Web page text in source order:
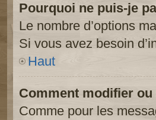
Pourquoi ne puis-je
Le nombre d’options
Si vous avez besoin
Haut
Comment modifier
Comme pour les